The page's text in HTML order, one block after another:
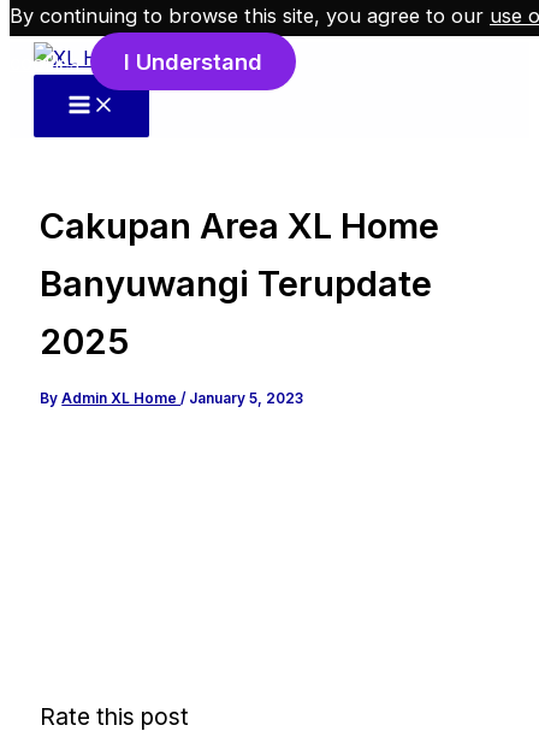
Skip to content
Cakupan Area XL Home
Banyuwangi Terupdate
2025
ByAdmin XL Home/ January 5, 2023
Rate this post
By continuing to browse this site, you agree to our use
cookies. I Understand